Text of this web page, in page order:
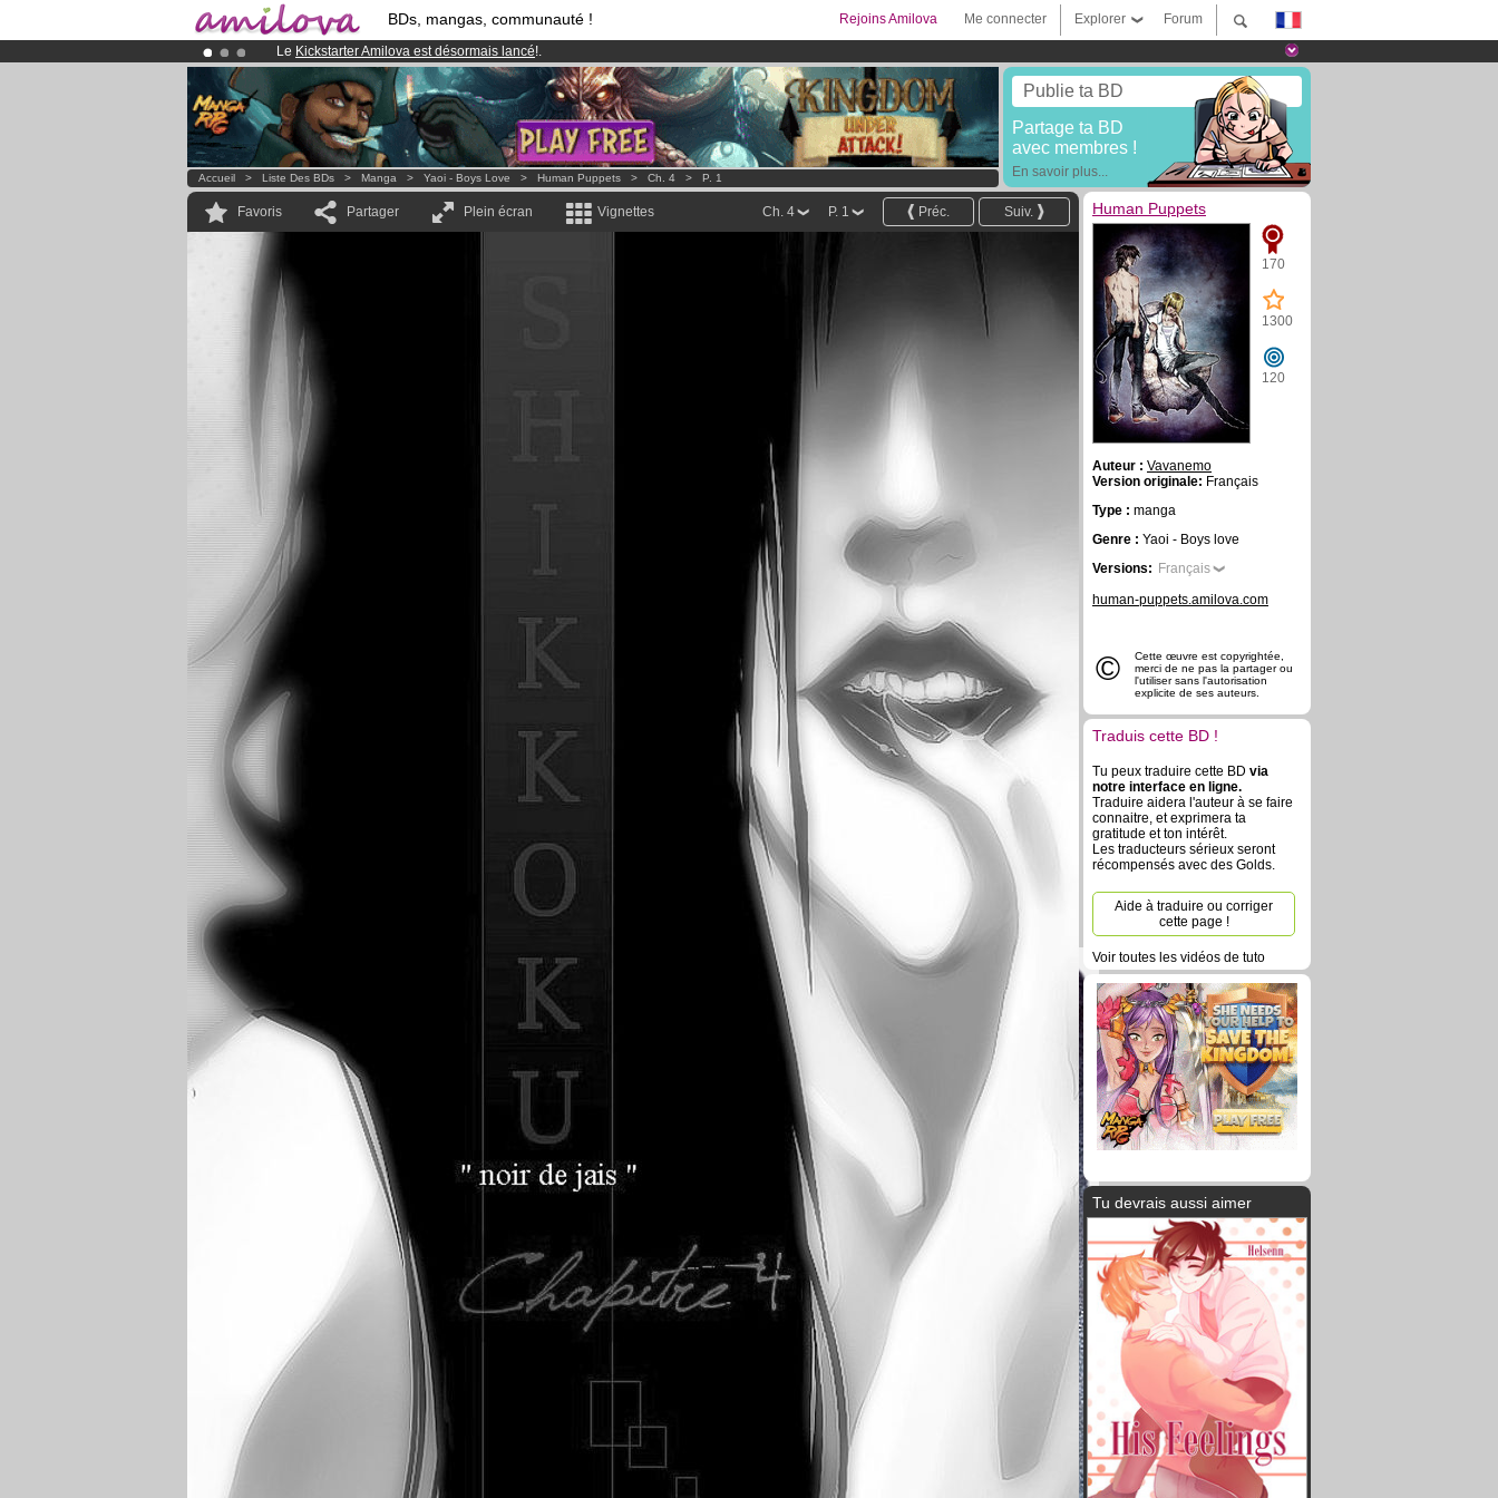
BDs, mangas, communauté ! Forum
Explorer
Me connecter
Rejoins Amilova
Le Kickstarter Amilova est désormais lancé!.
Déjà 100000membreset 1000BDs & Mangas!
Abonnement premium: à partir de
3.95 eurospar mois !Clique ici pour t'abonner
Publie ta BD
Partage ta BD
avec membres !
En savoir plus...
Accueil > Liste Des BDs > Manga > Yaoi - Boys Love > Human Puppets > Ch. 4 > P. 1
Favoris Partager Plein écran Vignettes Suiv.
Préc.
P. 1
Ch. 4 Human Puppets
170
1300
120
Auteur : Vavanemo
Version originale: Français
Type : manga
Genre : Yaoi - Boys love
Versions: Français
human-puppets.amilova.com
©
Cette œuvre est copyrightée,
merci de ne pas la partager ou
l'utiliser sans l'autorisation
explicite de ses auteurs.
Traduis cette BD !
Tu peux traduire cette BD via
notre interface en ligne.
Traduire aidera l'auteur à se faire
connaitre, et exprimera ta
gratitude et ton intérêt.
Les traducteurs sérieux seront
récompensés avec des Golds.
Aide à traduire ou corriger
cette page !
Voir toutes les vidéos de tuto
Tu devrais aussi aimer